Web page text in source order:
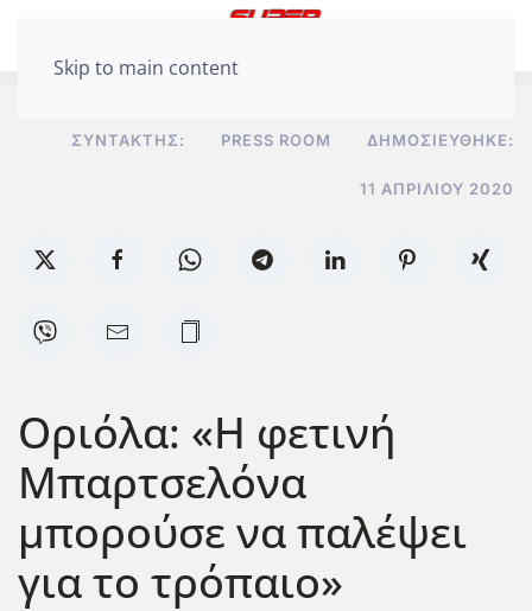
Skip to main content
ΣΥΝΤΆΚΤΗΣ: PRESS ROOM ΔΗΜΟΣΙΕΎΘΗΚΕ:
11 ΑΠΡΙΛΊΟΥ 2020
Οριόλα: «Η φετινή
Μπαρτσελόνα
μπορούσε να παλέψει
για το τρόπαιο»